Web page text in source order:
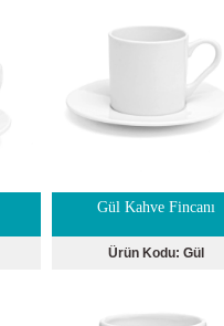
Gül Kahve Fincanı
Ürün Kodu: Gül